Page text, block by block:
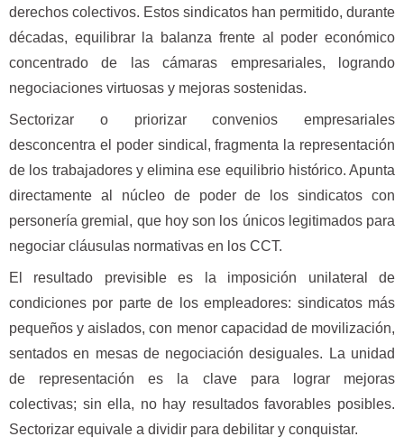
derechos colectivos. Estos sindicatos han permitido, durante
décadas, equilibrar la balanza frente al poder económico
concentrado de las cámaras empresariales, logrando
negociaciones virtuosas y mejoras sostenidas.
Sectorizar o priorizar convenios empresariales
desconcentra el poder sindical, fragmenta la representación
de los trabajadores y elimina ese equilibrio histórico. Apunta
directamente al núcleo de poder de los sindicatos con
personería gremial, que hoy son los únicos legitimados para
negociar cláusulas normativas en los CCT.
El resultado previsible es la imposición unilateral de
condiciones por parte de los empleadores: sindicatos más
pequeños y aislados, con menor capacidad de movilización,
sentados en mesas de negociación desiguales. La unidad
de representación es la clave para lograr mejoras
colectivas; sin ella, no hay resultados favorables posibles.
Sectorizar equivale a dividir para debilitar y conquistar.